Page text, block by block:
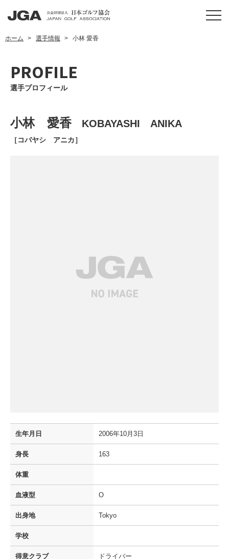
ホーム 選手情報 小林 愛香
PROFILE
選手プロフィール
小林 愛香 KOBAYASHI ANIKA
［コバヤシ アニカ］
生年月日 2006年10月3日
身長 163
体重
血液型 O
出身地 Tokyo
学校
得意クラブ ドライバー